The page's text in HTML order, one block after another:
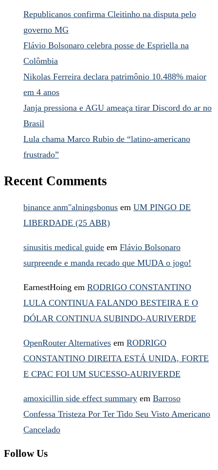
Republicanos confirma Cleitinho na disputa pelo
governo MG
Flávio Bolsonaro celebra posse de Espriella na
Colômbia
Nikolas Ferreira declara patrimônio 10.488% maior
em 4 anos
Janja pressiona e AGU ameaça tirar Discord do ar no
Brasil
Lula chama Marco Rubio de “latino-americano
frustrado”
Recent Comments
binance anm"alningsbonus em UM PINGO DE
LIBERDADE (25 ABR)
sinusitis medical guide em Flávio Bolsonaro
surpreende e manda recado que MUDA o jogo!
EarnestHoing em RODRIGO CONSTANTINO
LULA CONTINUA FALANDO BESTEIRA E O
DÓLAR CONTINUA SUBINDO-AURIVERDE
OpenRouter Alternatives em RODRIGO
CONSTANTINO DIREITA ESTÁ UNIDA, FORTE
E CPAC FOI UM SUCESSO-AURIVERDE
amoxicillin side effect summary em Barroso
Confessa Tristeza Por Ter Tido Seu Visto Americano
Cancelado
Follow Us